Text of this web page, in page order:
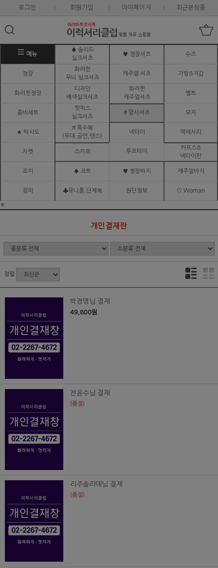
로그인 회원가입 마이페이지 최근본상품
메뉴
♠ 솔리드
실크셔츠
♥ 정장셔츠 슈즈
정장
화려한
무늬 실크셔츠
캐주얼 셔츠 가방&지갑
화려한정장
디자인
배색실크셔츠
화려한
캐주얼셔츠
벨트
콤비세트
핫픽스
실크셔츠
# 망사셔츠 모자
★ 턱시도
♬ 특수복
(무대.공연,댄스)
넥타이 액세서리
자켓 스카프 루프타이
커프스&
넥타이핀
조끼 ♠ 코트 ♥ 정장바지 캐주얼바지
점퍼 ♣유니폼,단체복 원단정보 ♡ Woman
ㅌ
개인결재란
정렬
박경영님 결재
49,800원
전윤수님 결재
(품절)
리주솔리데님 결재
(품절)